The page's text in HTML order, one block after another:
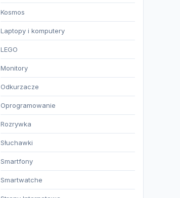
Kosmos
Laptopy i komputery
LEGO
Monitory
Odkurzacze
Oprogramowanie
Rozrywka
Słuchawki
Smartfony
Smartwatche